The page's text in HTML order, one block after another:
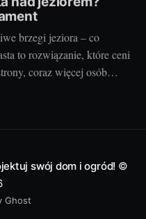
brzegi jeziora – co
to rozwiązanie, które ceni
coraz więcej osób
w stronę ciszy, spokoju i
nad jeziorem. Wiele
swój dom i ogród! ©
Ghost